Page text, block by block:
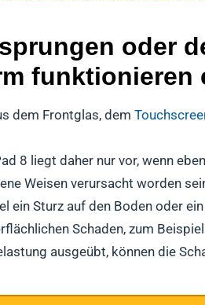
oder
funktionieren
dem Frontglas, dem
8 liegt daher nur vor, wenn
Weisen verursacht worden
ein Sturz auf den Boden oder
Schaden, zum
ausgeübt, können die